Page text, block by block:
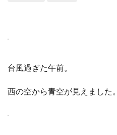
台風過ぎた午前。
西の空から青空が見えました。